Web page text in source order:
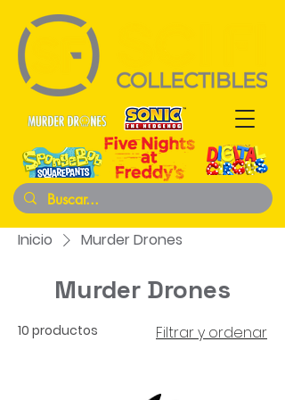
Inicio Murder Drones
Murder Drones
10 productos Filtrar y ordenar